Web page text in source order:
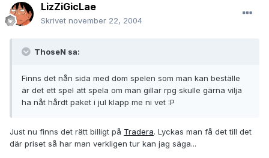
LizZiGicLae
Skrivet november 22, 2004
ThoseN sa:
Finns det nån sida med dom spelen som man kan beställe
är det ett spel att spela om man gillar rpg skulle gärna vilja
ha nåt hårdt paket i jul klapp me ni vet :P
Just nu finns det rätt billigt på Tradera. Lyckas man få det till det
där priset så har man verkligen tur kan jag säga...